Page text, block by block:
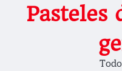
SaltarPasteles